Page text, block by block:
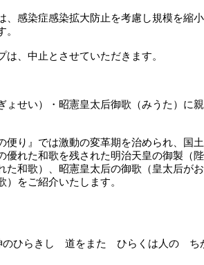
染症感染拡大防止を考慮し規模を縮小
、中止とさせていただきます。
せい）・昭憲皇太后御歌（みうた）に親
便り』では激動の変革期を治められ、国土
優れた和歌を残された明治天皇の御製（陛
た和歌）、昭憲皇太后の御歌（皇太后がお
）をご紹介いたします。
ひらきし 道をまた ひらくは人の ち